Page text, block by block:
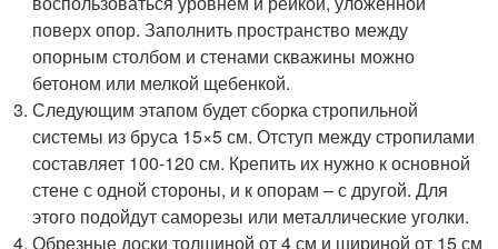
поверх опор. Заполнить пространство между
опорным столбом и стенами скважины можно
бетоном или мелкой щебенкой.
Следующим этапом будет сборка стропильной
системы из бруса 15×5 см. Отступ между стропилами
составляет 100-120 см. Крепить их нужно к основной
стене с одной стороны, и к опорам – с другой. Для
этого подойдут саморезы или металлические уголки.
Обрезные доски толщиной от 4 см и шириной от 15 см